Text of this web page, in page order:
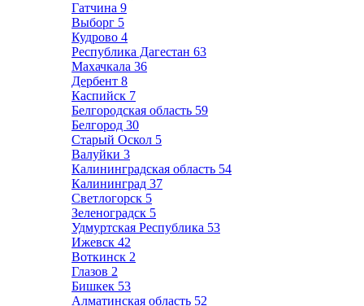
Гатчина 9
Выборг 5
Кудрово 4
Республика Дагестан 63
Махачкала 36
Дербент 8
Каспийск 7
Белгородская область 59
Белгород 30
Старый Оскол 5
Валуйки 3
Калининградская область 54
Калининград 37
Светлогорск 5
Зеленоградск 5
Удмуртская Республика 53
Ижевск 42
Воткинск 2
Глазов 2
Бишкек 53
Алматинская область 52